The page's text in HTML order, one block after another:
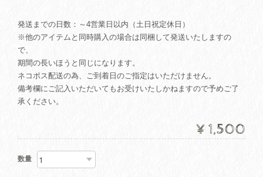
発送までの日数：～4営業日以内（土日祝定休日）
※他のアイテムと同時購入の場合は同梱して発送いたしますの
で、
期間の長いほうと同じになります。
ネコポス配送の為、ご到着日のご指定はいただけません。
備考欄にご記入いただいてもお受けいたしかねますので予めご了
承ください。
¥1,500
数量